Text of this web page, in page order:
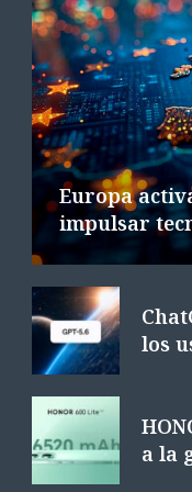
Google
en
6 AGOSTO
Europa
impulsar
los
a la